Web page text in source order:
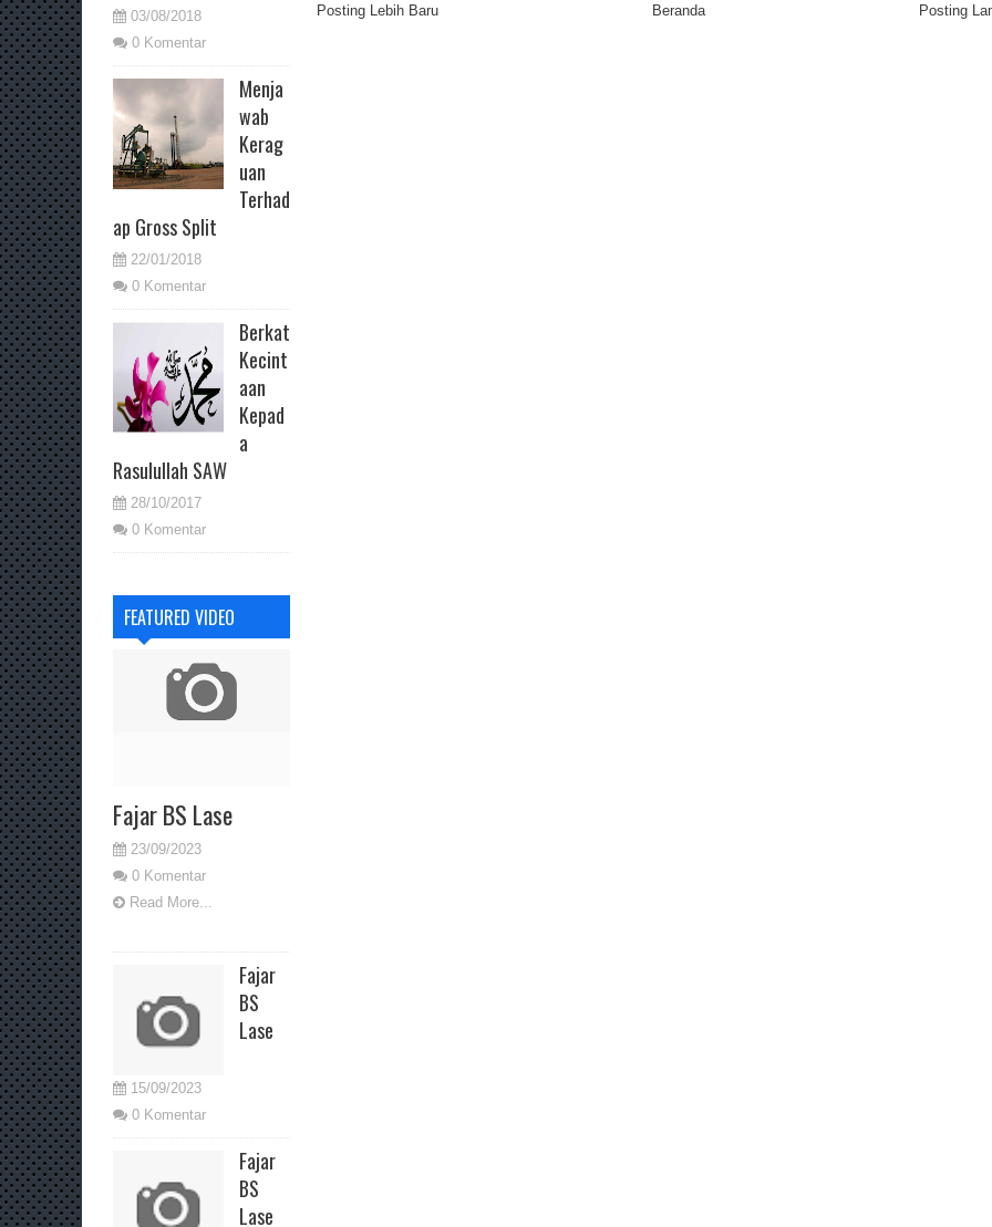
03/08/2018
0 Komentar
Menja
wab
Kerag
uan
Terhad
ap Gross Split
22/01/2018
0 Komentar
Berkat
Kecint
aan
Kepad
a
Rasulullah SAW
28/10/2017
0 Komentar
FEATURED VIDEO
Fajar BS Lase
23/09/2023
0 Komentar
Read More...
Fajar
BS
Lase
15/09/2023
0 Komentar
Fajar
BS
Lase
Posting Lebih Baru Posting
Beranda